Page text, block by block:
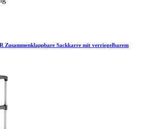
Zusammenklappbare Sackkarre mit verriegelbarem